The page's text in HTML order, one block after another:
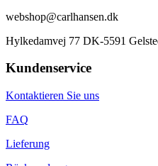
webshop@carlhansen.dk
Hylkedamvej 77 DK-5591
Kundenservice
Kontaktieren Sie uns
FAQ
Lieferung